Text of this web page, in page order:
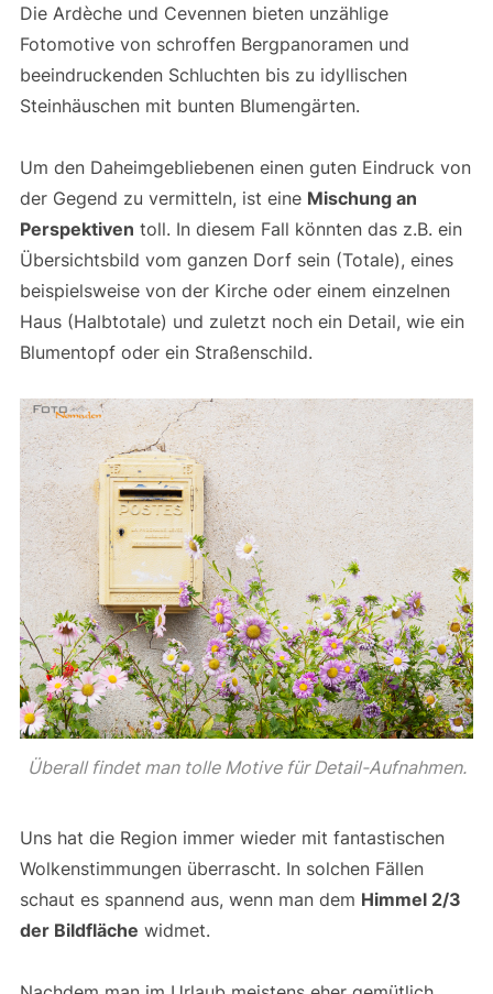
Die Ardèche und Cevennen bieten unzählige
Fotomotive von schroffen Bergpanoramen und
beeindruckenden Schluchten bis zu idyllischen
Steinhäuschen mit bunten Blumengärten.
Um den Daheimgebliebenen einen guten Eindruck von
der Gegend zu vermitteln, ist eine Mischung an
Perspektiven toll. In diesem Fall könnten das z.B. ein
Übersichtsbild vom ganzen Dorf sein (Totale), eines
beispielsweise von der Kirche oder einem einzelnen
Haus (Halbtotale) und zuletzt noch ein Detail, wie ein
Blumentopf oder ein Straßenschild.
Überall findet man tolle Motive für Detail-Aufnahmen.
Uns hat die Region immer wieder mit fantastischen
Wolkenstimmungen überrascht. In solchen Fällen
schaut es spannend aus, wenn man dem Himmel 2/3
der Bildfläche widmet.